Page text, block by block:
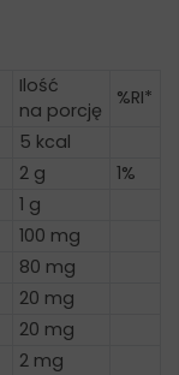
Ilość
na porcję
%RI*
5 kcal
2 g
1%
1 g
100 mg
80 mg
20 mg
20 mg
2 mg